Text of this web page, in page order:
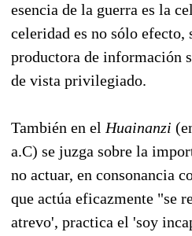
esencia de la guerra es la
celeridad es no sólo efecto,
productora de información
de vista privilegiado.
También en el Huainanzi
a.C) se juzga sobre la
no actuar, en consonancia
que actúa eficazmente "se
atrevo', practica el 'soy